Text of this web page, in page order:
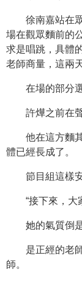
徐南嘉站在
場在觀眾麵前的
求是唱跳，具體
老師商量，這兩
在場的部分
許燁之前在
他在這方麵
體已經長成了。
節目組這樣
“接下來，大
她的氣質倒
是正經的老
師。